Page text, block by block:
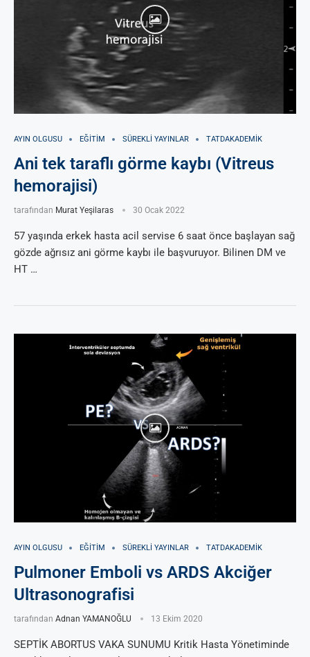
AYIN OLGUSU EĞITIM SÜREKLI YAYINLAR TATDAKADEMIK
Ani tek taraflı görme kaybı (Vitreus
hemorajisi)
tarafından Murat Yeşilaras 30 Ocak 2022
57 yaşında erkek hasta acil servise 6 saat önce başlayan sağ
gözde ağrısız ani görme kaybı ile başvuruyor. Bilinen DM ve
HT …
AYIN OLGUSU EĞITIM SÜREKLI YAYINLAR TATDAKADEMIK
Pulmoner Emboli vs ARDS Akciğer
Ultrasonografisi
tarafından Adnan YAMANOĞLU 13 Ekim 2020
SEPTİK ABORTUS VAKA SUNUMU Kritik Hasta Yönetiminde